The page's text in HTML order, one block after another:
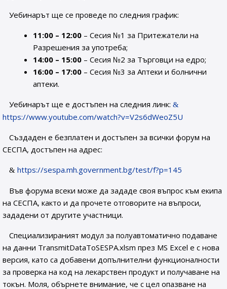
Уебинарът ще се проведе по следния график:
11:00 – 12:00 – Сесия №1 за Притежатели на
Разрешения за употреба;
14:00 – 15:00 – Сесия №2 за Търговци на едро;
16:00 – 17:00 – Сесия №3 за Аптеки и болнични
аптеки.
Уебинарът ще е достъпен на следния линк:
https://www.youtube.com/watch?v=V2s6dWeoZ5U
Създаден е безплатен и достъпен за всички форум на
СЕСПА, достъпен на адрес:
https://sespa.mh.government.bg/test/f?p=145
Във форума всеки може да зададе своя въпрос към екипа
на СЕСПА, както и да прочете отговорите на въпроси,
зададени от другите участници.
Специализираният модул за полуавтоматично подаване
на данни TransmitDataToSESPA.xlsm през MS Excel е с нова
версия, като са добавени допълнителни функционалности
за проверка на код на лекарствен продукт и получаване на
токън. Моля, обърнете внимание, че с цел опазване на